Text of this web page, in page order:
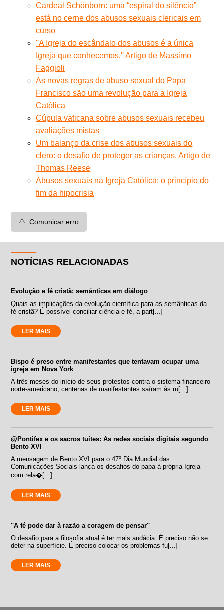
Cardeal Schönborn: uma “espiral do silêncio”
está no cerne dos abusos sexuais clericais em
curso
''A Igreja do escândalo dos abusos é a única
Igreja que conhecemos.'' Artigo de Massimo
Faggioli
As novas regras de abuso sexual do Papa
Francisco são uma revolução para a Igreja
Católica
Cúpula vaticana sobre abusos sexuais recebeu
avaliações mistas
Um balanço da crise dos abusos sexuais do
clero: o desafio de proteger as crianças. Artigo de
Thomas Reese
Abusos sexuais na Igreja Católica: o princípio do
fim da hipocrisia
⚠️ Comunicar erro
NOTÍCIAS RELACIONADAS
Evolução e fé cristã: semânticas em diálogo
Quais as implicações da evolução científica para as semânticas da
fé cristã? É possível conciliar ciência e fé, a part[...]
LER MAIS
Bispo é preso entre manifestantes que tentavam ocupar uma
igreja em Nova York
A três meses do início de seus protestos contra o sistema financeiro
norte-americano, centenas de manifestantes saíram às ru[...]
LER MAIS
@Pontifex e os sacros tuítes: As redes sociais digitais segundo
Bento XVI
A mensagem de Bento XVI para o 47º Dia Mundial das
Comunicações Sociais lança os desafios do papa à própria Igreja
com rela�[...]
LER MAIS
''A fé pode dar à razão a coragem de pensar''
O desafio para a filosofia atual é ter mais audácia. É preciso não se
deter na superfície. É preciso colocar os problemas fu[...]
LER MAIS